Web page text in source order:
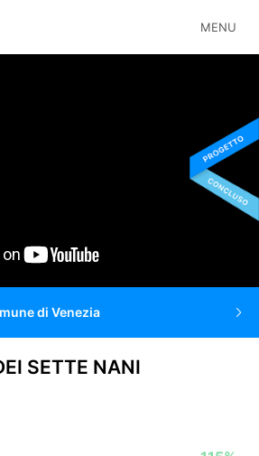
MENU
di Venezia
SETTE NANI